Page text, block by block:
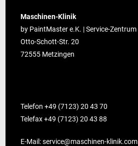
Maschinen-Klinik
by PaintMaster e.K. | Service-Zentrum
Otto-Schott-Str. 20
72555 Metzingen
Telefon +49 (7123) 20 43 70
Telefax +49 (7123) 20 43 88
E-Mail:service@maschinen-klinik.com